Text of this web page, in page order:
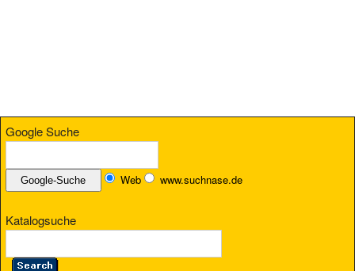
Google Suche
Web www.suchnase.de
Katalogsuche